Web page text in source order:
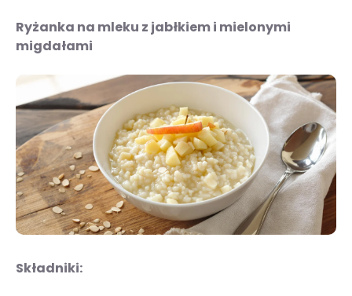
Ryżanka na mleku z jabłkiem i mielonymi
migdałami
Składniki: